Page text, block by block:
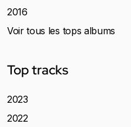
2016
Voir tous les tops albums
Top tracks
2023
2022